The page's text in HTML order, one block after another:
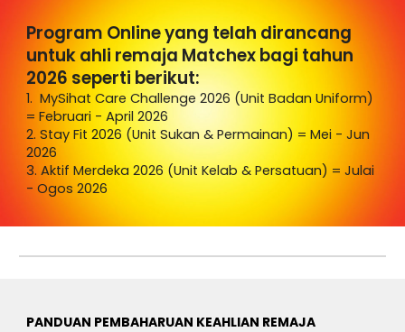
Program Online yang telah dirancang
untuk ahli remaja Matchex bagi tahun
2026 seperti berikut:
1. MySihat Care Challenge 2026 (UnitBadan Uniform)
= Februari - April 2026
2. Stay Fit 2026 (Unit Sukan& Permainan) = Mei - Jun
2026
3.Aktif Merdeka 2026 (Unit Kelab & Persatuan) = Julai
- Ogos 2026
PANDUAN PEMBAHARUAN KEAHLIAN REMAJA